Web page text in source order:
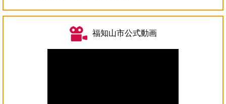
福知山市公式動画